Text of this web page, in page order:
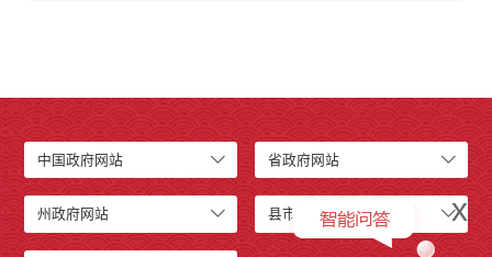
中国政府网站 省政府网站
州政府网站 县市政府网站 x